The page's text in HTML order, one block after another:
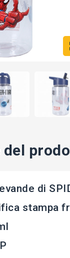
del
di
stampa